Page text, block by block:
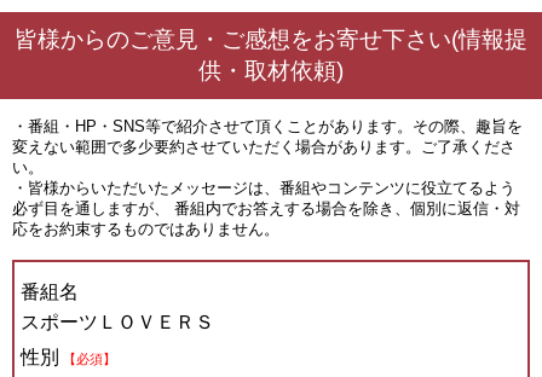
皆様からのご意見・ご感想をお寄せ下さい(情報提
供・取材依頼)
・番組・HP・SNS等で紹介させて頂くことがあります。その際、趣旨を
変えない範囲で多少要約させていただく場合があります。ご了承くださ
い。
・皆様からいただいたメッセージは、番組やコンテンツに役立てるよう
必ず目を通しますが、 番組内でお答えする場合を除き、個別に返信・対
応をお約束するものではありません。
番組名
スポーツＬＯＶＥＲＳ
性別
【必須】